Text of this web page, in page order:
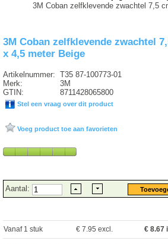
3M Coban zelfklevende zwachtel 7,5
3M Coban zelfklevende zwachtel
x 4,5 meter Beige
Artikelnummer:
Merk:
GTIN:
T35 87-100773-01
3M
8711428065800
Stel een vraag over dit product
Voeg product toe aan favorieten
Aantal:
Vanaf 1 stuk € 7.95 excl. €8.67